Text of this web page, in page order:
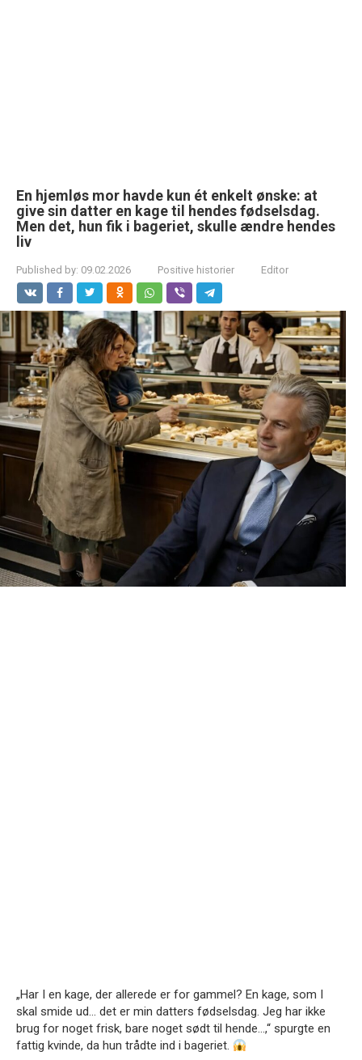
En hjemløs mor havde kun ét enkelt ønske: at
give sin datter en kage til hendes fødselsdag.
Men det, hun fik i bageriet, skulle ændre hendes
liv
Published by: 09.02.2026 Positive historier Editor
„Har I en kage, der allerede er for gammel? En kage, som I
skal smide ud… det er min datters fødselsdag. Jeg har ikke
brug for noget frisk, bare noget sødt til hende…,“ spurgte en
fattig kvinde, da hun trådte ind i bageriet.